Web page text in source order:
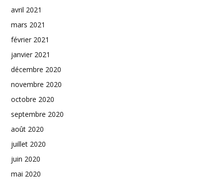
avril 2021
mars 2021
février 2021
janvier 2021
décembre 2020
novembre 2020
octobre 2020
septembre 2020
août 2020
juillet 2020
juin 2020
mai 2020